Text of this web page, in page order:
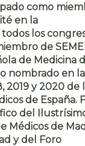
como
en la
los
de
de Medicina
nombrado en la
2019 y 2020 de
de España.
del
Médicos de
y del Foro